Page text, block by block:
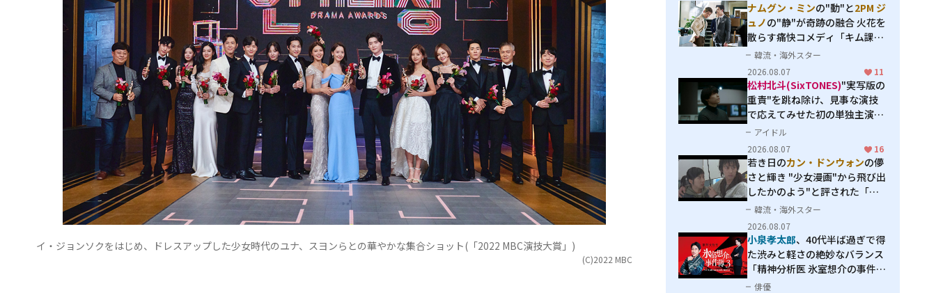
イ・ジョンソクをはじめ、ドレスアップした少女時代のユナ、スヨンらとの華やかな集合ショット(「2022 MBC演技大賞」)
(C)2022 MBC
ナムグン・ミンの"動"と2PM ジ
ュノの"静"が奇跡の融合 火花を
散らす痛快コメディ「キム課長
とソ理事～Bravo! Your Life
～」
韓流・海外スター
2026.08.07
11
松村北斗(SixTONES)"実写版の
重責"を跳ね除け、見事な演技
で応えてみせた初の単独主演映
画「秒速5センチメートル」
アイドル
2026.08.07
16
若き日のカン・ドンウォンの儚
さと輝き "少女漫画"から飛び出
したかのよう"と評された「オ
オカミの誘惑」
韓流・海外スター
2026.08.07
小泉孝太郎、40代半ば過ぎで得
た渋みと軽さの絶妙なバランス
「精神分析医 氷室想介の事件簿
３」で見せる進化
俳優